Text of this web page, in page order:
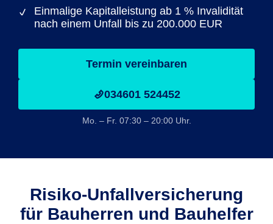
Einmalige Kapitalleistung ab 1 % Invalidität
nach einem Unfall bis zu 200.000 EUR
Termin vereinbaren
034601 524452
Mo. – Fr. 07:30 – 20:00 Uhr.
Risiko-Unfall­versicherung
für Bau­herren und Bauhelfer